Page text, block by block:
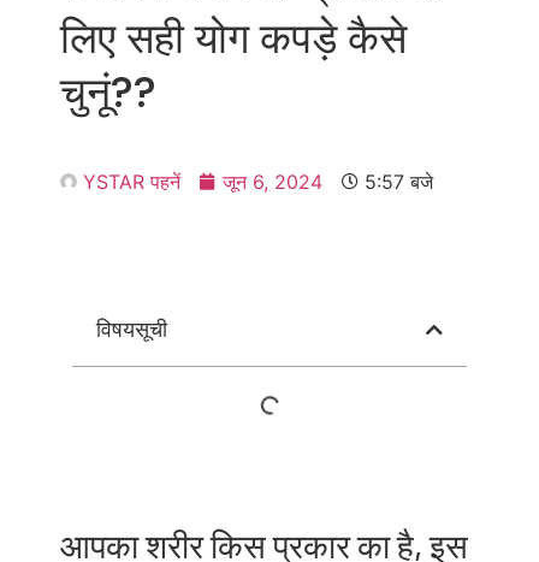
लिए सही योग कपड़े कैसे
चुनूं??
YSTAR पहनें जून 6, 2024 5:57 बजे
विषयसूची
आपका शरीर किस प्रकार का है, इस